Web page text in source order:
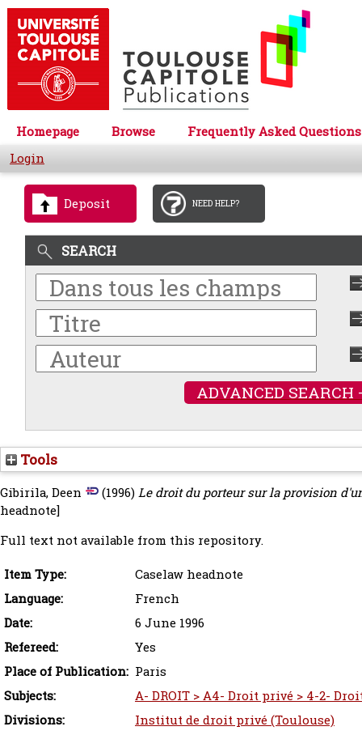
Homepage Browse
Frequently Asked Questions
Login
Deposit NEED HELP?
SEARCH
ADVANCED SEARCH
Tools
Gibirila, Deen (1996)Le droit du porteur sur la provision
headnote]
Full text not available from this repository.
Item Type:
Caselaw headnote
Language:
French
Date:
6 June 1996
Refereed:
Yes
Place of Publication: Paris
Subjects:
A- DROIT > A4- Droit privé > 4-2-
Divisions:
Institut de droit privé (Toulouse)